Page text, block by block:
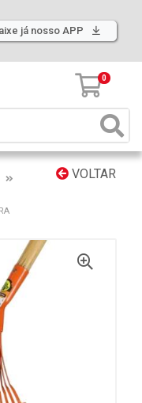
já nosso APP
0
VOLTAR